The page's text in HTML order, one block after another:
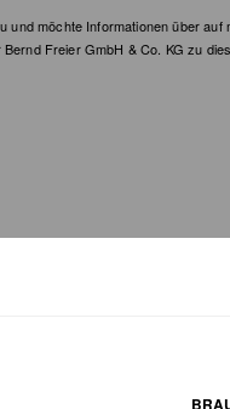
und möchte Informationen über auf
Freier GmbH & Co. KG zu